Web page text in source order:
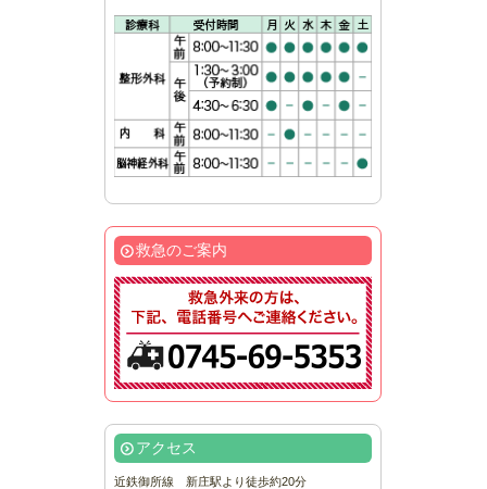
救急のご案内
アクセス
近鉄御所線 新庄駅より徒歩約20分